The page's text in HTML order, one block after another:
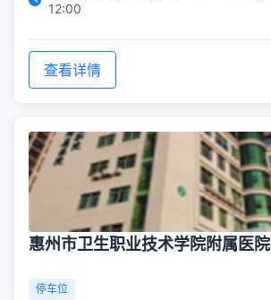
12:00
查看详情
惠州市卫生职业技术学院附属医院
停车位